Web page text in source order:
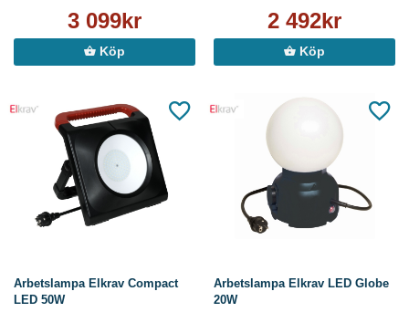
3 099kr
Köp
2 492kr
Köp
Arbetslampa Elkrav Compact
LED 50W
Arbetslampa Elkrav LED Globe
20W